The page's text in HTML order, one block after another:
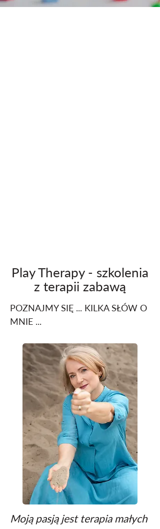
Play Therapy - szkolenia
z terapii zabawą
POZNAJMY SIĘ ... KILKA SŁÓW O
MNIE ...
Moją pasją jest terapia małych